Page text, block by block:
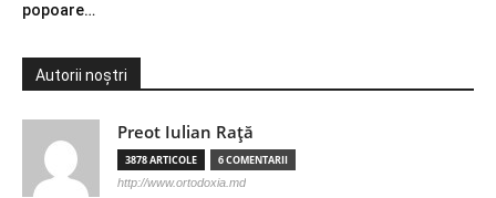
popoare…
Autorii noștri
Preot Iulian Raţă
3878 ARTICOLE 6 COMENTARII
http://www.ortodoxia.md